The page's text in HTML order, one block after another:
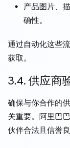
产品图片、
确性。
通过自动化这些
获取。
3.4. 供应商
确保与你合作的
关重要。阿里巴
伙伴合法且信誉良